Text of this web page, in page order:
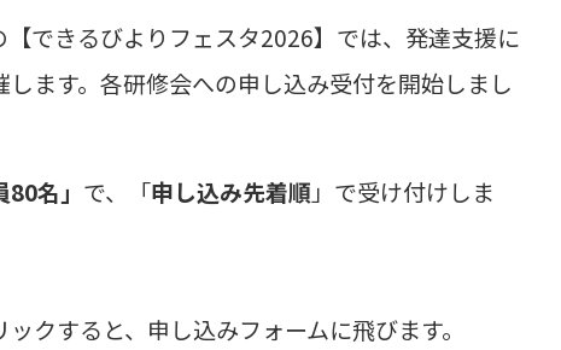
できるびよりフェスタ2026】では、発達支援に
ます。各研修会への申し込み受付を開始しまし
80名」 で、「申し込み先着順 」で受け付けしま
クすると、申し込みフォームに飛びます。